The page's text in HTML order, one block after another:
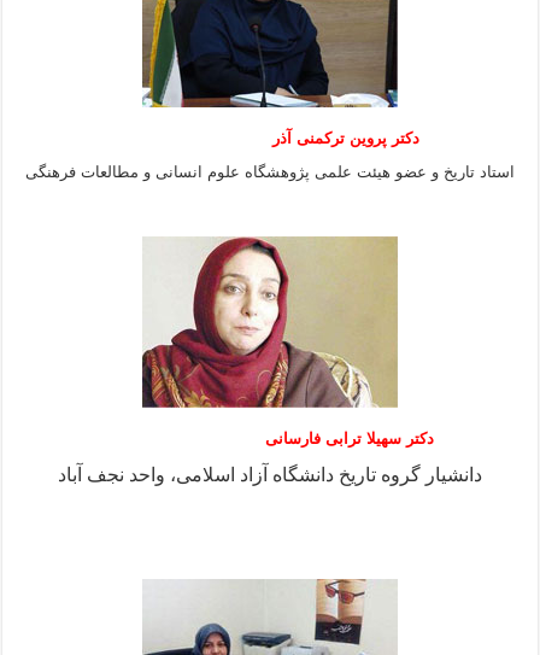
دکتر پروین ترکمنی آذر
استاد تاریخ و عضو هیئت علمی پژوهشگاه علوم انسانی و مطالعات فرهنگى
دکتر سهیلا ترابی فارسانی
دانشیار گروه تاریخ دانشگاه آزاد اسلامی، واحد نجف آباد